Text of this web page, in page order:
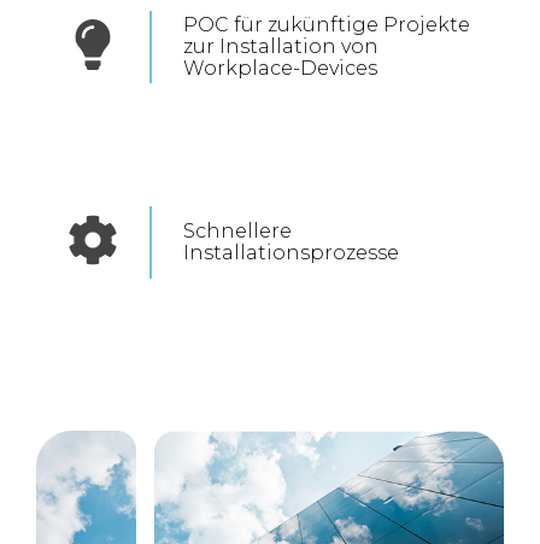
POC für zukünftige Projekte
zur Installation von
Workplace-Devices
Schnellere
Installationsprozesse